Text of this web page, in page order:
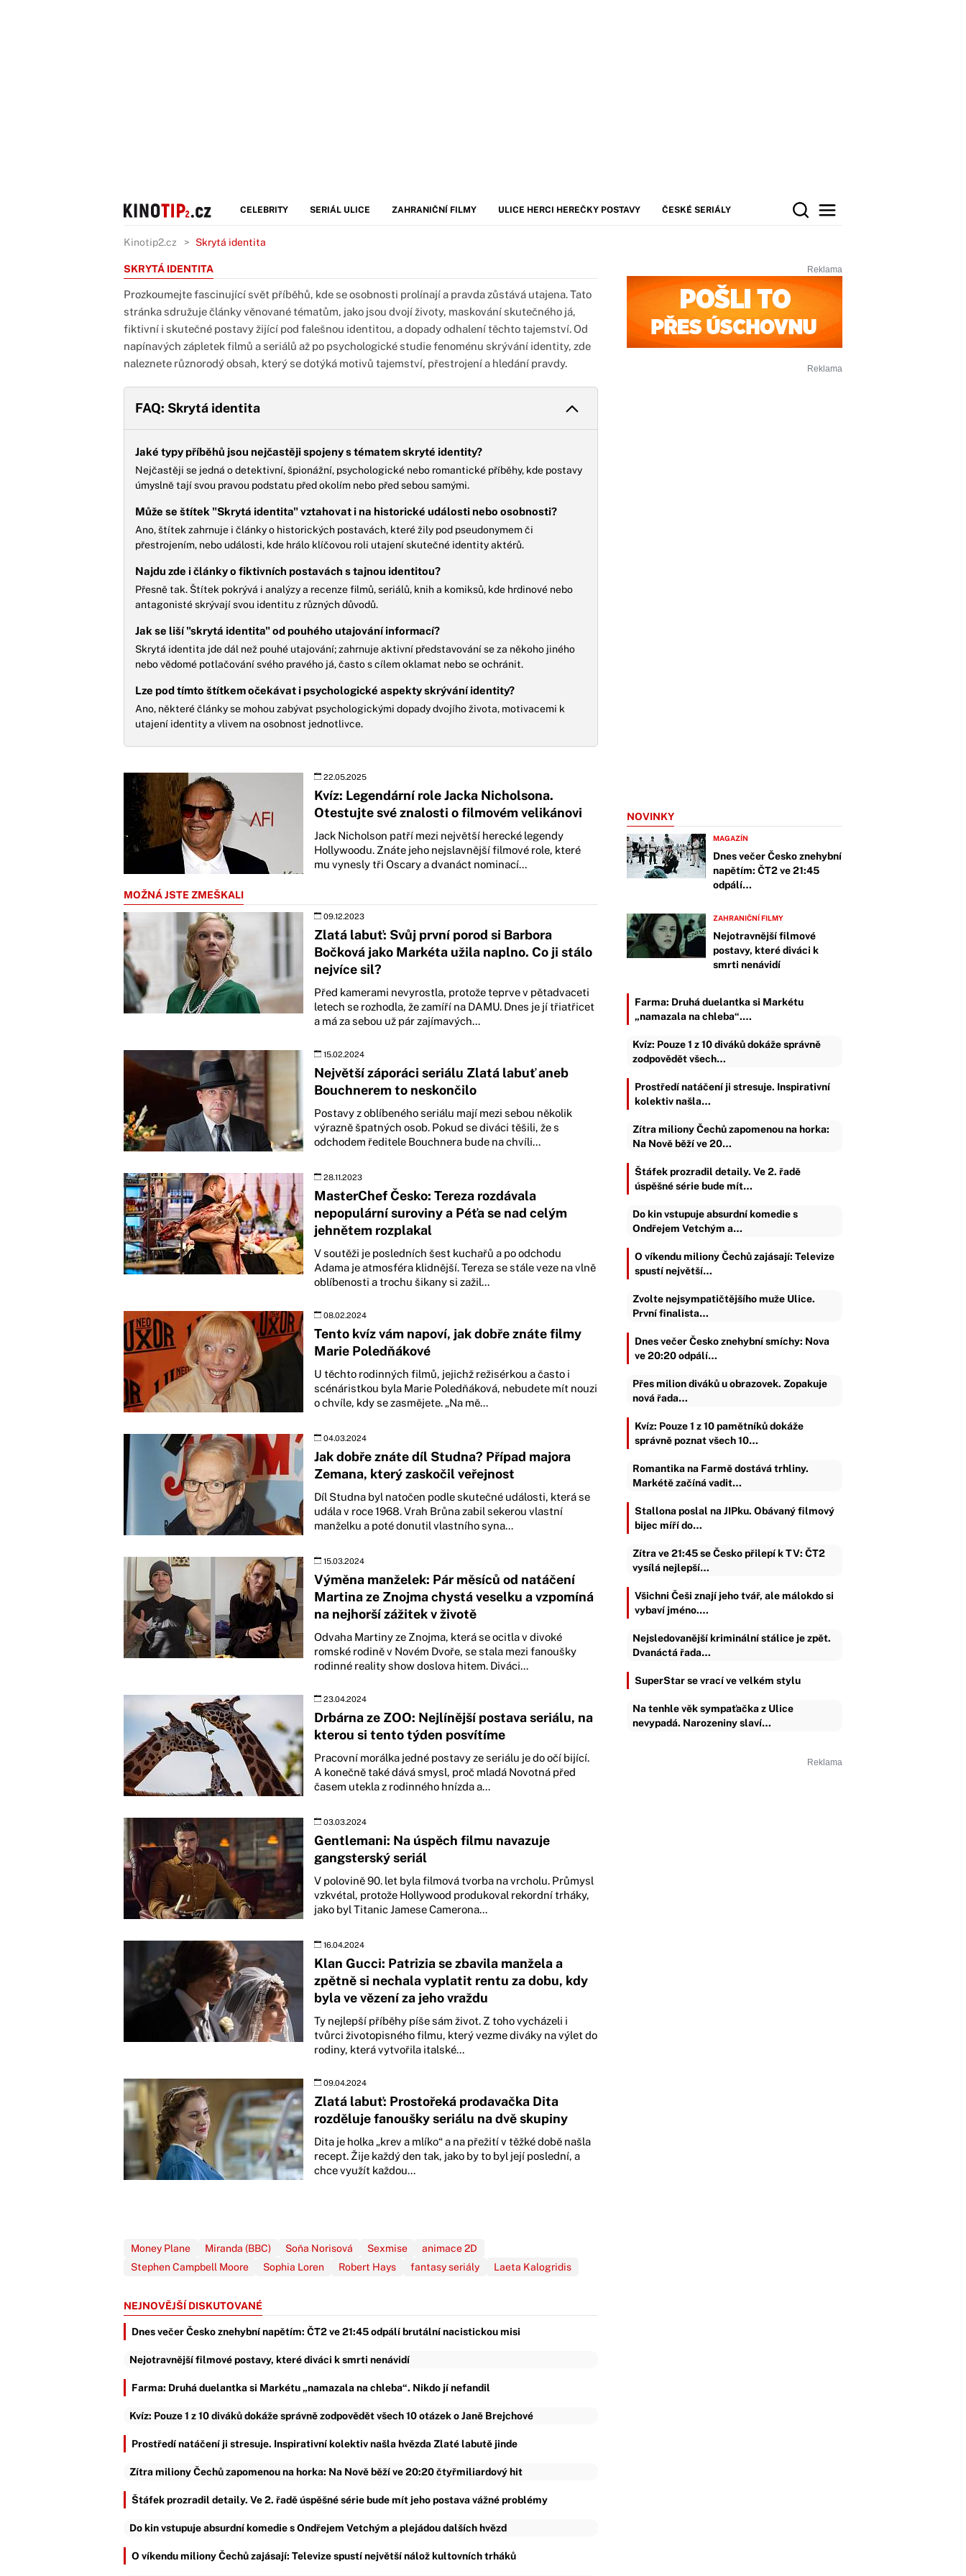
CELEBRITY SERIÁL ULICE ZAHRANIČNÍ FILMY ULICE HERCI HEREČKY POSTAVY ČESKÉ SERIÁLY
Kinotip2.cz Skrytá identita
SKRYTÁ IDENTITA
Prozkoumejte fascinující svět příběhů, kde se osobnosti prolínají a pravda zůstává utajena. Tato
stránka sdružuje články věnované tématům, jako jsou dvojí životy, maskování skutečného já,
fiktivní i skutečné postavy žijící pod falešnou identitou, a dopady odhalení těchto tajemství. Od
napínavých zápletek filmů a seriálů až po psychologické studie fenoménu skrývání identity, zde
naleznete různorodý obsah, který se dotýká motivů tajemství, přestrojení a hledání pravdy.
FAQ: Skrytá identita
Jaké typy příběhů jsou nejčastěji spojeny s tématem skryté identity?
Nejčastěji se jedná o detektivní, špionážní, psychologické nebo romantické příběhy, kde postavy
úmyslně tají svou pravou podstatu před okolím nebo před sebou samými.
Může se štítek "Skrytá identita" vztahovat i na historické události nebo osobnosti?
Ano, štítek zahrnuje i články o historických postavách, které žily pod pseudonymem či
přestrojením, nebo události, kde hrálo klíčovou roli utajení skutečné identity aktérů.
Najdu zde i články o fiktivních postavách s tajnou identitou?
Přesně tak. Štítek pokrývá i analýzy a recenze filmů, seriálů, knih a komiksů, kde hrdinové nebo
antagonisté skrývají svou identitu z různých důvodů.
Jak se liší "skrytá identita" od pouhého utajování informací?
Skrytá identita jde dál než pouhé utajování; zahrnuje aktivní představování se za někoho jiného
nebo vědomé potlačování svého pravého já, často s cílem oklamat nebo se ochránit.
Lze pod tímto štítkem očekávat i psychologické aspekty skrývání identity?
Ano, některé články se mohou zabývat psychologickými dopady dvojího života, motivacemi k
utajení identity a vlivem na osobnost jednotlivce.
22.05.2025
Kvíz: Legendární role Jacka Nicholsona.
Otestujte své znalosti o filmovém velikánovi
Jack Nicholson patří mezi největší herecké legendy
Hollywoodu. Znáte jeho nejslavnější filmové role, které
mu vynesly tři Oscary a dvanáct nominací...
MOŽNÁ JSTE ZMEŠKALI
09.12.2023
Zlatá labuť: Svůj první porod si Barbora
Bočková jako Markéta užila naplno. Co ji stálo
nejvíce sil?
Před kamerami nevyrostla, protože teprve v pětadvaceti
letech se rozhodla, že zamíří na DAMU. Dnes je jí třiatřicet
a má za sebou už pár zajímavých...
15.02.2024
Největší záporáci seriálu Zlatá labuť aneb
Bouchnerem to neskončilo
Postavy z oblíbeného seriálu mají mezi sebou několik
výrazně špatných osob. Pokud se diváci těšili, že s
odchodem ředitele Bouchnera bude na chvíli...
28.11.2023
MasterChef Česko: Tereza rozdávala
nepopulární suroviny a Péťa se nad celým
jehnětem rozplakal
V soutěži je posledních šest kuchařů a po odchodu
Adama je atmosféra klidnější. Tereza se stále veze na vlně
oblíbenosti a trochu šikany si zažil...
08.02.2024
Tento kvíz vám napoví, jak dobře znáte filmy
Marie Poledňákové
U těchto rodinných filmů, jejichž režisérkou a často i
scénáristkou byla Marie Poledňáková, nebudete mít nouzi
o chvíle, kdy se zasmějete. „Na mě...
04.03.2024
Jak dobře znáte díl Studna? Případ majora
Zemana, který zaskočil veřejnost
Díl Studna byl natočen podle skutečné události, která se
udála v roce 1968. Vrah Brůna zabil sekerou vlastní
manželku a poté donutil vlastního syna...
15.03.2024
Výměna manželek: Pár měsíců od natáčení
Martina ze Znojma chystá veselku a vzpomíná
na nejhorší zážitek v životě
Odvaha Martiny ze Znojma, která se ocitla v divoké
romské rodině v Novém Dvoře, se stala mezi fanoušky
rodinné reality show doslova hitem. Diváci...
23.04.2024
Drbárna ze ZOO: Nejlínější postava seriálu, na
kterou si tento týden posvítíme
Pracovní morálka jedné postavy ze seriálu je do očí bijící.
A konečně také dává smysl, proč mladá Novotná před
časem utekla z rodinného hnízda a...
03.03.2024
Gentlemani: Na úspěch filmu navazuje
gangsterský seriál
V polovině 90. let byla filmová tvorba na vrcholu. Průmysl
vzkvétal, protože Hollywood produkoval rekordní trháky,
jako byl Titanic Jamese Camerona...
16.04.2024
Klan Gucci: Patrizia se zbavila manžela a
zpětně si nechala vyplatit rentu za dobu, kdy
byla ve vězení za jeho vraždu
Ty nejlepší příběhy píše sám život. Z toho vycházeli i
tvůrci životopisného filmu, který vezme diváky na výlet do
rodiny, která vytvořila italské...
09.04.2024
Zlatá labuť: Prostořeká prodavačka Dita
rozděluje fanoušky seriálu na dvě skupiny
Dita je holka „krev a mlíko“ a na přežití v těžké době našla
recept. Žije každý den tak, jako by to byl její poslední, a
chce využít každou...
Money Plane Miranda (BBC) Soňa Norisová Sexmise
animace 2D
Stephen Campbell Moore
Sophia Loren Robert Hays fantasy seriály Laeta Kalogridis
NEJNOVĚJŠÍ DISKUTOVANÉ
Dnes večer Česko znehybní napětím: ČT2 ve 21:45 odpálí brutální nacistickou misi
Nejotravnější filmové postavy, které diváci k smrti nenávidí
Farma: Druhá duelantka si Markétu „namazala na chleba“. Nikdo jí nefandil
Kvíz: Pouze 1 z 10 diváků dokáže správně zodpovědět všech 10 otázek o Janě Brejchové
Prostředí natáčení ji stresuje. Inspirativní kolektiv našla hvězda Zlaté labutě jinde
Zítra miliony Čechů zapomenou na horka: Na Nově běží ve 20:20 čtyřmiliardový hit
Štáfek prozradil detaily. Ve 2. řadě úspěšné série bude mít jeho postava vážné problémy
Do kin vstupuje absurdní komedie s Ondřejem Vetchým a plejádou dalších hvězd
O víkendu miliony Čechů zajásají: Televize spustí největší nálož kultovních trháků
NOVINKY
MAGAZÍN
Dnes večer Česko znehybní
napětím: ČT2 ve 21:45
odpálí…
ZAHRANIČNÍ FILMY
Nejotravnější filmové
postavy, které diváci k
smrti nenávidí
Farma: Druhá duelantka si Markétu
„namazala na chleba“.…
Kvíz: Pouze 1 z 10 diváků dokáže správně
zodpovědět všech…
Prostředí natáčení ji stresuje. Inspirativní
kolektiv našla…
Zítra miliony Čechů zapomenou na horka:
Na Nově běží ve 20…
Štáfek prozradil detaily. Ve 2. řadě
úspěšné série bude mít…
Do kin vstupuje absurdní komedie s
Ondřejem Vetchým a…
O víkendu miliony Čechů zajásají: Televize
spustí největší…
Zvolte nejsympatičtějšího muže Ulice.
První finalista…
Dnes večer Česko znehybní smíchy: Nova
ve 20:20 odpálí…
Přes milion diváků u obrazovek. Zopakuje
nová řada…
Kvíz: Pouze 1 z 10 pamětníků dokáže
správně poznat všech 10…
Romantika na Farmě dostává trhliny.
Markétě začíná vadit…
Stallona poslal na JIPku. Obávaný filmový
bijec míří do…
Zítra ve 21:45 se Česko přilepí k TV: ČT2
vysílá nejlepší…
Všichni Češi znají jeho tvář, ale málokdo si
vybaví jméno.…
Nejsledovanější kriminální stálice je zpět.
Dvanáctá řada…
SuperStar se vrací ve velkém stylu
Na tenhle věk sympaťačka z Ulice
nevypadá. Narozeniny slaví…